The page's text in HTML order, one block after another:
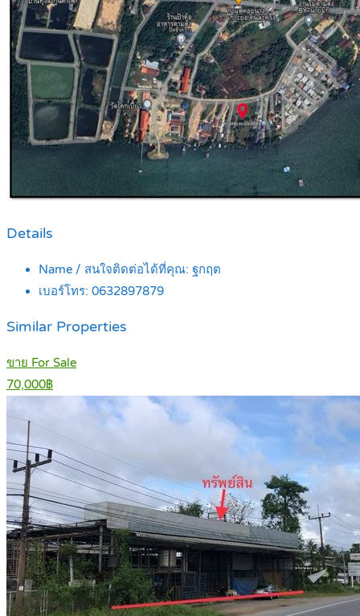
Details
Name / สนใจติดต่อได้ที่คุณ: ฐกฤต
เบอร์โทร: 0632897879
Similar Properties
ขาย For Sale
70,000฿